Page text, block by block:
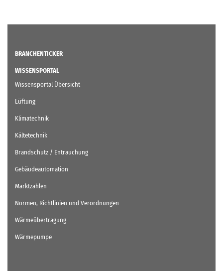
BRANCHENTICKER
WISSENSPORTAL
Wissensportal Übersicht
Lüftung
Klimatechnik
Kältetechnik
Brandschutz / Entrauchung
Gebäudeautomation
Marktzahlen
Normen, Richtlinien und Verordnungen
Wärmeübertragung
Wärmepumpe